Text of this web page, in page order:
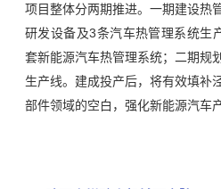
项目整体分两期推进。一期建设热
研发设备及3条汽车热管理系统生
套新能源汽车热管理系统；二期规
生产线。建成投产后，将有效填补
部件领域的空白，强化新能源汽车